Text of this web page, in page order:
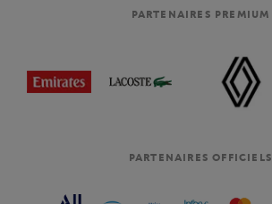
PARTENAIRES PREMIUM
PARTENAIRES OFFICIELS